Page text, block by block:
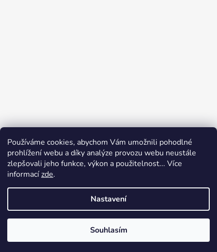
Používáme cookies, abychom Vám umožnili pohodlné
prohlížení webu a díky analýze provozu webu neustále
zlepšovali jeho funkce, výkon a použitelnost... Více
informacízde.
Nastavení
Souhlasím
Vytvořil Shoptet
Elegan. Všechna práva vyhrazena.
Upravit nastavení cookies